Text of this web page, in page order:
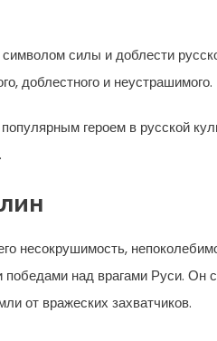
силы и доблести
доблестного и неустрашимого.
героем в русской
несокрушимость,
победами над врагами Руси.
от вражеских захватчиков.